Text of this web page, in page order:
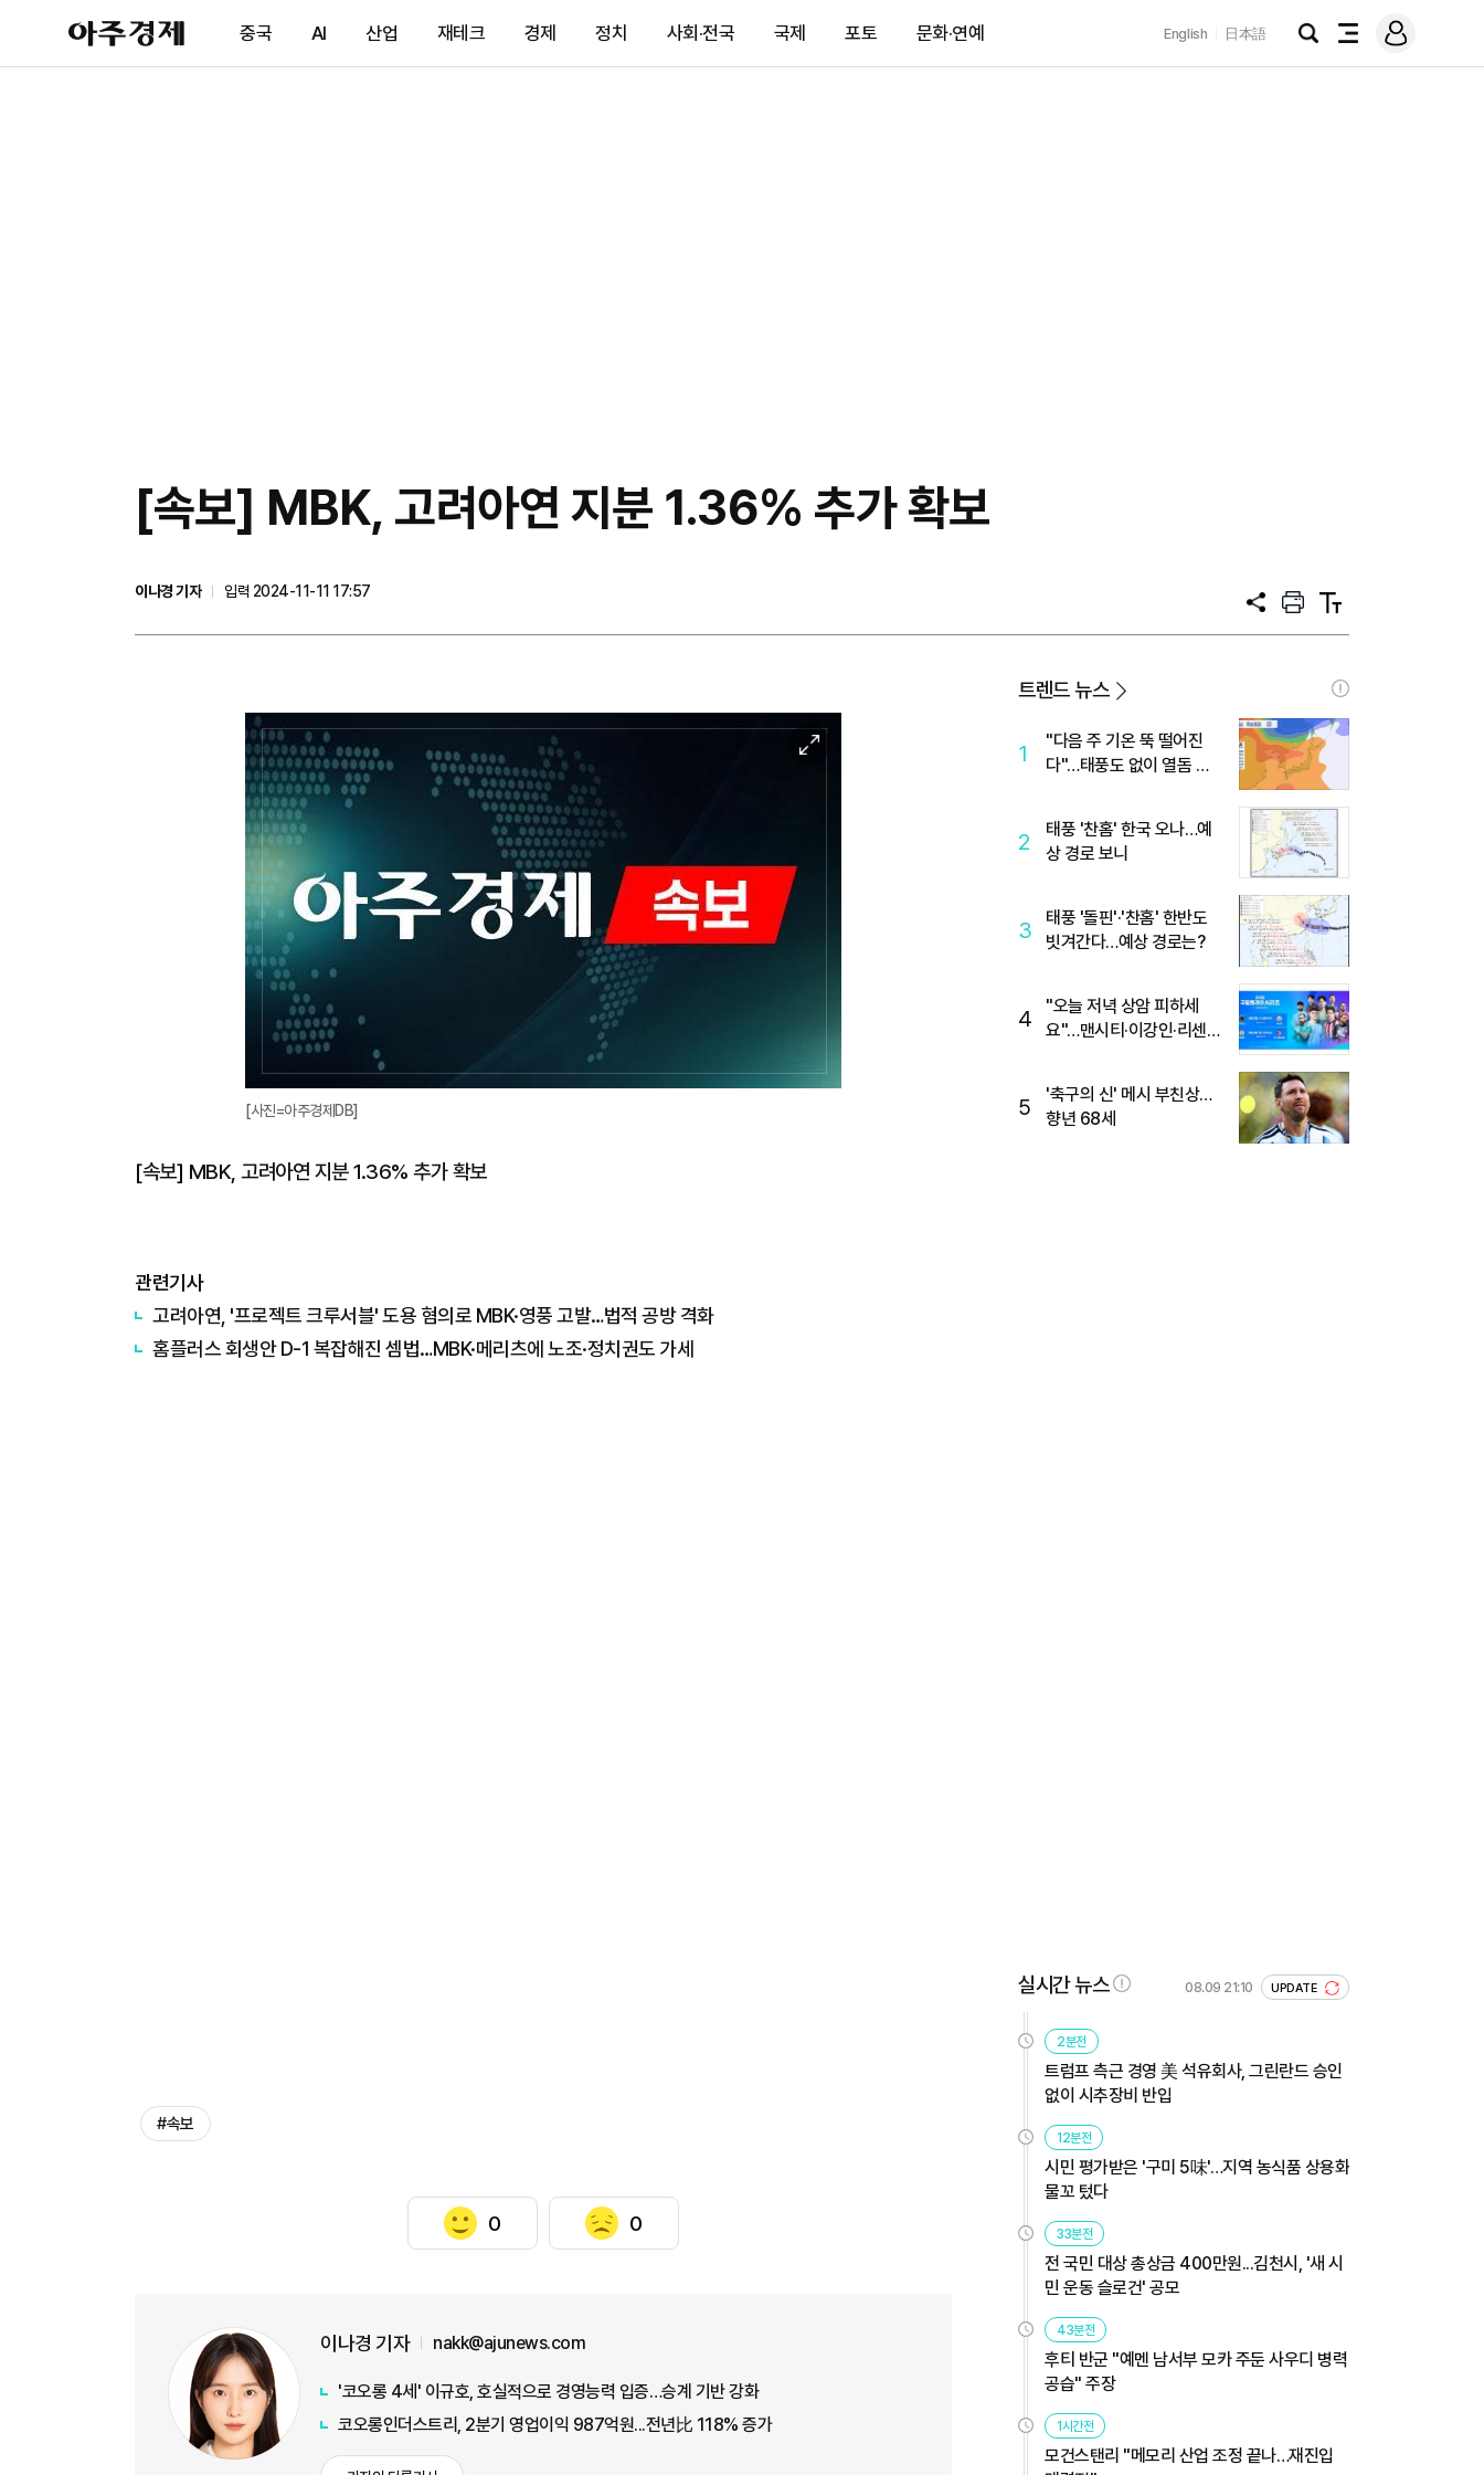
아
주
제
중국 AI 산업 재테크 경제 정치 사회·전국 국제 포토 문화·연예 English 日本語
검
전
메
그
[속보] MBK, 고려아연 지분 1.36% 추가 확보
이나경 기자
입력 2024-11-11 17:57
공
프
트
텍
트
대
[사진=아주경제DB]
[속보] MBK, 고려아연 지분 1.36% 추가 확보
관련기사
고려아연, '프로젝트 크루서블' 도용 혐의로 MBK·영풍 고발…법적 공방 격화
홈플러스 회생안 D-1 복잡해진 셈법…MBK·메리츠에 노조·정치권도 가세
#속보
0 0
이나경 기자 nakk@ajunews.com
'코오롱 4세' 이규호, 호실적으로 경영능력 입증…승계 기반 강화
코오롱인더스트리, 2분기 영업이익 987억원...전년比 118% 증가
트렌드 뉴스
1
"다음 주 기온 뚝 떨어진
다"…태풍도 없이 열돔 박
2
태풍 '찬홈' 한국 오나…예
상 경로 보니
3
태풍 '돌핀'·'찬홈' 한반도
빗겨간다…예상 경로는?
4
"오늘 저녁 상암 피하세
요"…맨시티·이강인·리센느
5
'축구의 신' 메시 부친상…
향년 68세
실시간 뉴스 08.09 21:10 UPDATE
2분전
트럼프 측근 경영 美 석유회사, 그린란드 승인
없이 시추장비 반입
12분전
시민 평가받은 '구미 5味'…지역 농식품 상용화
물꼬 텄다
33분전
전 국민 대상 총상금 400만원...김천시, '새 시
민 운동 슬로건' 공모
43분전
후티 반군 "예멘 남서부 모카 주둔 사우디 병력
공습" 주장
1시간전
모건스탠리 "메모리 산업 조정 끝나…재진입